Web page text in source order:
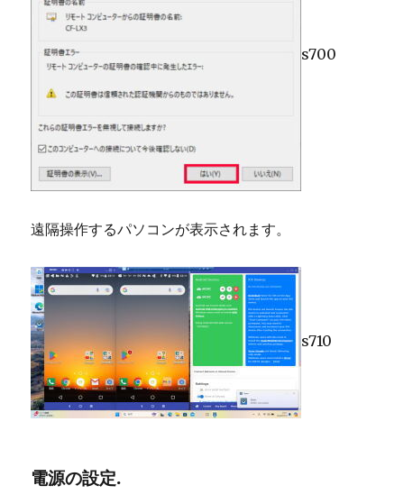
s700
遠隔操作するパソコンが表示されます。
s710
電源の設定.